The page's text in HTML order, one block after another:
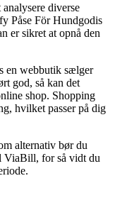
diverse
Påse För Hundgodis
er sikret at opnå den
en webbutik sælger
god, så kan det
shop. Shopping
hvilket passer på dig
alternativ bør du
ViaBill, for så vidt du